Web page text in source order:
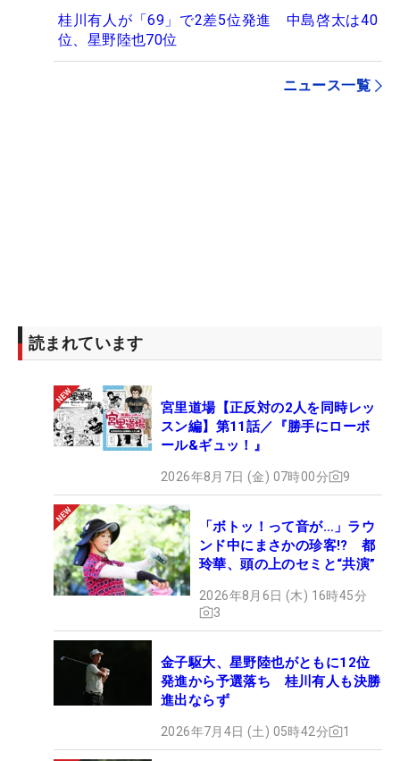
桂川有人が「69」で2差5位発進 中島啓太は40
位、星野陸也70位
ニュース一覧
読まれています
宮里道場【正反対の2人を同時レッ
スン編】第11話／『勝手にローボ
ール&ギュッ！』
2026年8月7日 (金) 07時00分 9
「ボトッ！って音が…」ラウ
ンド中にまさかの珍客!? 都
玲華、頭の上のセミと“共演”
2026年8月6日 (木) 16時45分
3
金子駆大、星野陸也がともに12位
発進から予選落ち 桂川有人も決勝
進出ならず
2026年7月4日 (土) 05時42分 1